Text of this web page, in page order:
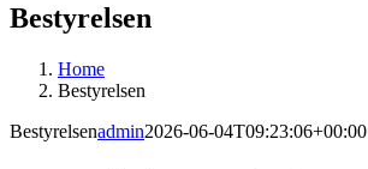
Bestyrelsen
Home
Bestyrelsen
Bestyrelsenadmin2026-06-04T09:23:06+00:00